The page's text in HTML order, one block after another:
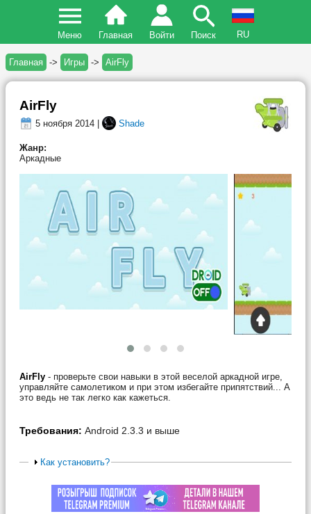
Меню Главная Войти Поиск RU
Главная -> Игры -> AirFly
AirFly
5 ноября 2014 | Shade
Жанр:
Аркадные
AirFly - проверьте свои навыки в этой веселой аркадной игре,
управляйте самолетиком и при этом избегайте припятствий... А
это ведь не так легко как кажеться.
Требования: Android 2.3.3 и выше
Как установить?